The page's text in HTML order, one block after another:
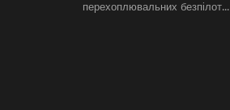
перехоплювальних безпілот...